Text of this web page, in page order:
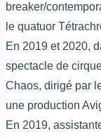
breaker/
le quatuor
En 2019 et 2020,
spectacle de
Chaos, dirigé par
une production
En 2019,